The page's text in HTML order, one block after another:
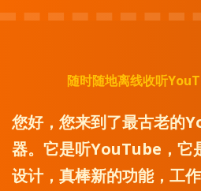
随时随地离线收听
您好，您来到了最古老的
器。它是听YouTube，它
设计，真棒新的功能，工